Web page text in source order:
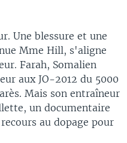
Une blessure et une
Mme Hill, s'aligne
Farah, Somalien
aux JO-2012 du 5000
Mais son entraîneur
un documentaire
au dopage pour